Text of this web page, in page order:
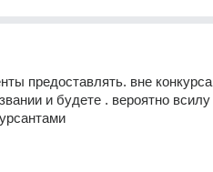
предоставлять. вне конкурса
и будете . вероятно